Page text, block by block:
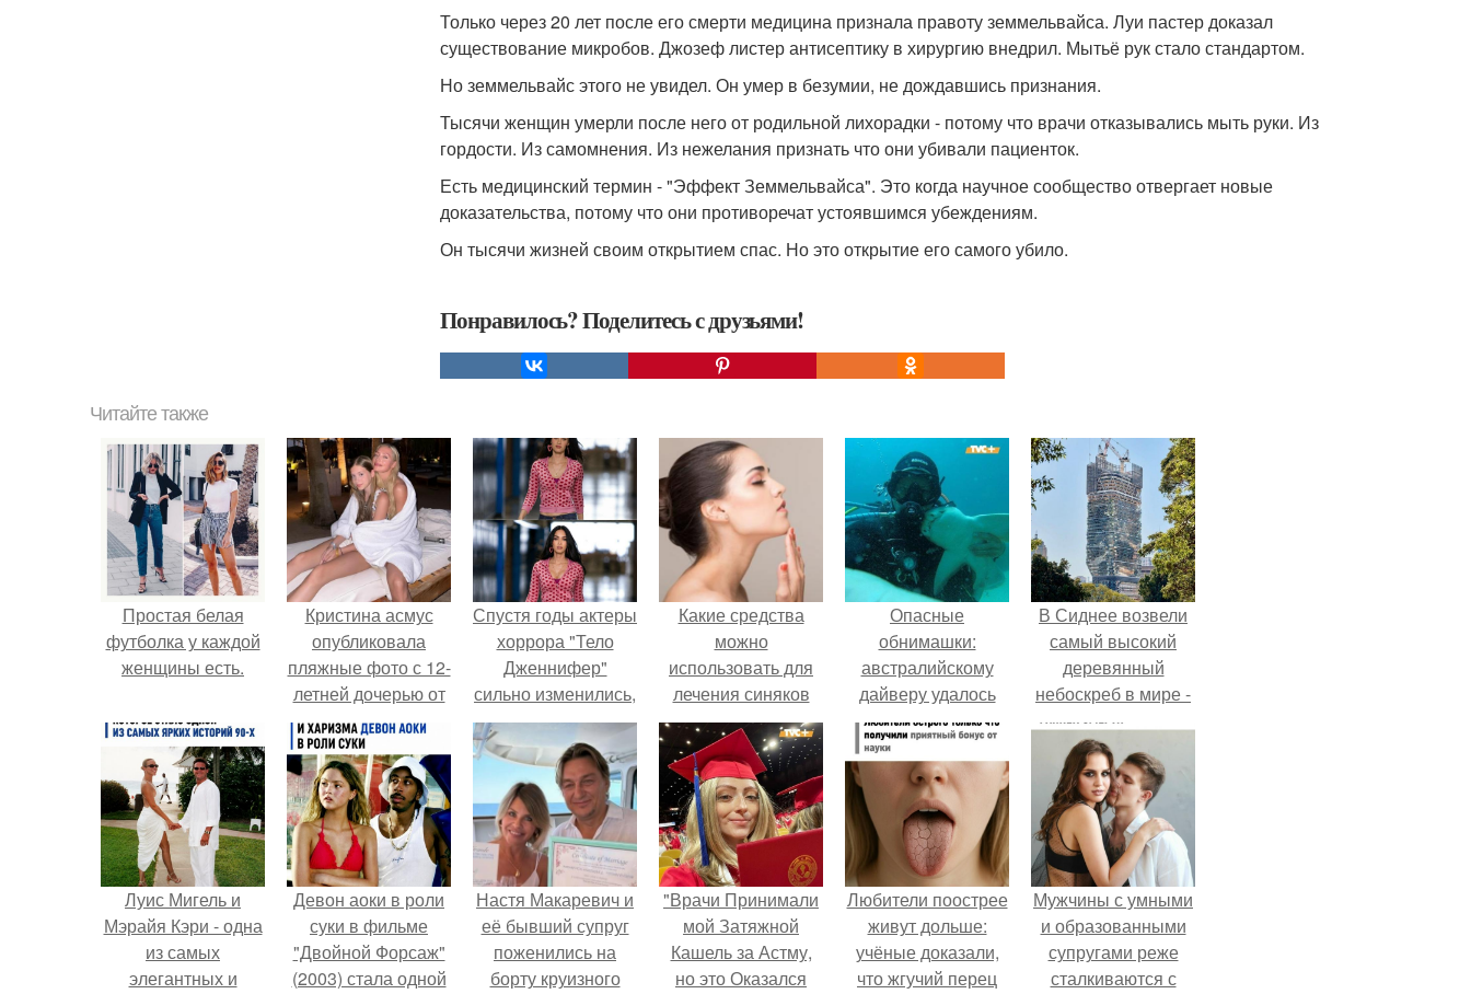
Только через 20 лет после его смерти медицина признала правоту земмельвайса. Луи пастер доказал
существование микробов. Джозеф листер антисептику в хирургию внедрил. Мытьё рук стало стандартом.
Но земмельвайс этого не увидел. Он умер в безумии, не дождавшись признания.
Тысячи женщин умерли после него от родильной лихорадки - потому что врачи отказывались мыть руки. Из
гордости. Из самомнения. Из нежелания признать что они убивали пациенток.
Есть медицинский термин - "Эффект Земмельвайса". Это когда научное сообщество отвергает новые
доказательства, потому что они противоречат устоявшимся убеждениям.
Он тысячи жизней своим открытием спас. Но это открытие его самого убило.
Понравилось? Поделитесь с друзьями!
Читайте также
Простая белая
футболка у каждой
женщины есть.
Кристина асмус
опубликовала
пляжные фото с 12-
летней дочерью от
Гарика Харламова.
Спустя годы актеры
хоррора "Тело
Дженнифер"
сильно изменились,
пройдя путь от
подростковых
кумиров до
мировых звезд.
Какие средства
можно
использовать для
лечения синяков
под глазами
Опасные
обнимашки:
австралийскому
дайверу удалось
приручить акулу.
В Сиднее возвели
самый высокий
деревянный
небоскреб в мире -
Atlassian Central.
Луис Мигель и
Мэрайя Кэри - одна
из самых
элегантных и
Девон аоки в роли
суки в фильме
"Двойной Форсаж"
(2003) стала одной
Настя Макаревич и
её бывший супруг
поженились на
борту круизного
"Врачи Принимали
мой Затяжной
Кашель за Астму,
но это Оказался
Любители поострее
живут дольше:
учёные доказали,
что жгучий перец
Мужчины с умными
и образованными
супругами реже
сталкиваются с